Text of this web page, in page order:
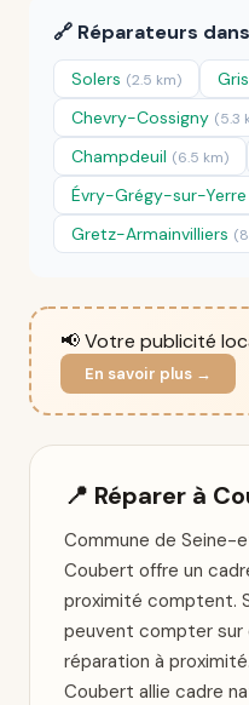
🔗 Réparateurs
Solers (2.5 km)
Chevry-Cossigny (5.3
Champdeuil (6.5 km)
Évry-Grégy-sur-Yerre
Gretz-Armainvilliers
📢 Votre publicité
En savoir plus →
📍 Réparer à
Commune de Seine-
Coubert offre un
proximité comptent.
peuvent compter sur
réparation à
Coubert allie cadre